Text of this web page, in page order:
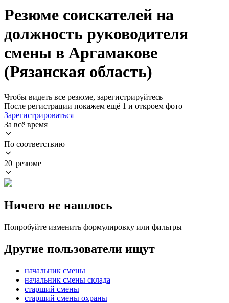
Резюме соискателей на
должность руководителя
смены в Аргамакове
(Рязанская область)
Чтобы видеть все резюме, зарегистрируйтесь
После регистрации покажем ещё 1 и откроем фото
Зарегистрироваться
За всё время
По соответствию
20 резюме
Ничего не нашлось
Попробуйте изменить формулировку или фильтры
Другие пользователи ищут
начальник смены
начальник смены склада
старший смены
старший смены охраны